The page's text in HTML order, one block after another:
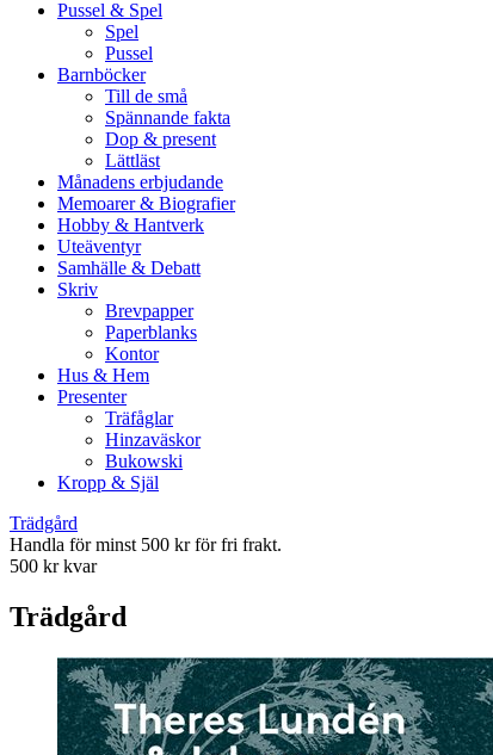
Pussel & Spel
Spel
Pussel
Barnböcker
Till de små
Spännande fakta
Dop & present
Lättläst
Månadens erbjudande
Memoarer & Biografier
Hobby & Hantverk
Uteäventyr
Samhälle & Debatt
Skriv
Brevpapper
Paperblanks
Kontor
Hus & Hem
Presenter
Träfåglar
Hinzaväskor
Bukowski
Kropp & Själ
Trädgård
Handla för minst 500 kr för fri frakt.
500 kr kvar
Trädgård